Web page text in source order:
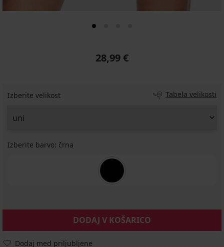
28,99 €
Izberite velikost Tabela velikosti
Izberite barvo: črna
DODAJ V KOŠARICO
Dodaj med priljubljene